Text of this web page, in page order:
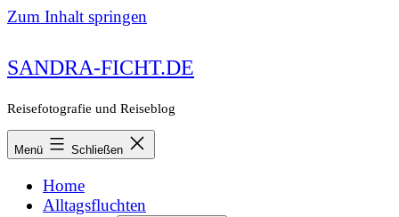
Zum Inhalt springen
SANDRA-FICHT.DE
Reisefotografie und Reiseblog
Menü Schließen
Home
Alltagsfluchten